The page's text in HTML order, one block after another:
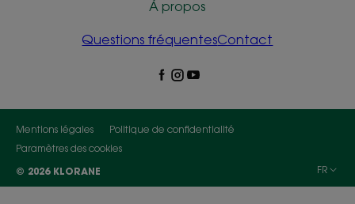
À propos
Questions fréquentesContact
Mentions légales
Politique de confidentialité
Paramètres des cookies
© 2026 KLORANE
FR